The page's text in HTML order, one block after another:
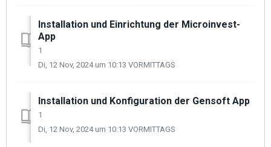
Installation und Einrichtung der Microinvest-
App
1
Di, 12 Nov, 2024 um 10:13 VORMITTAGS
Installation und Konfiguration der Gensoft App
1
Di, 12 Nov, 2024 um 10:13 VORMITTAGS